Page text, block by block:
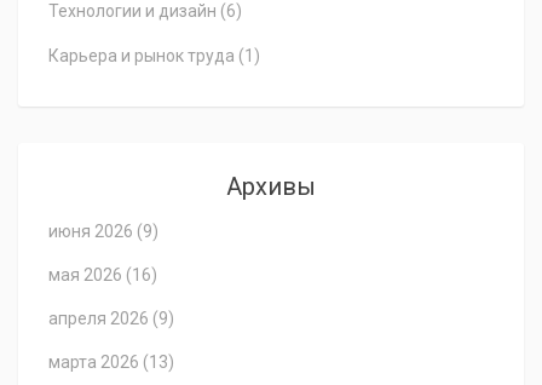
Технологии и дизайн (6)
Карьера и рынок труда (1)
Архивы
июня 2026 (9)
мая 2026 (16)
апреля 2026 (9)
марта 2026 (13)